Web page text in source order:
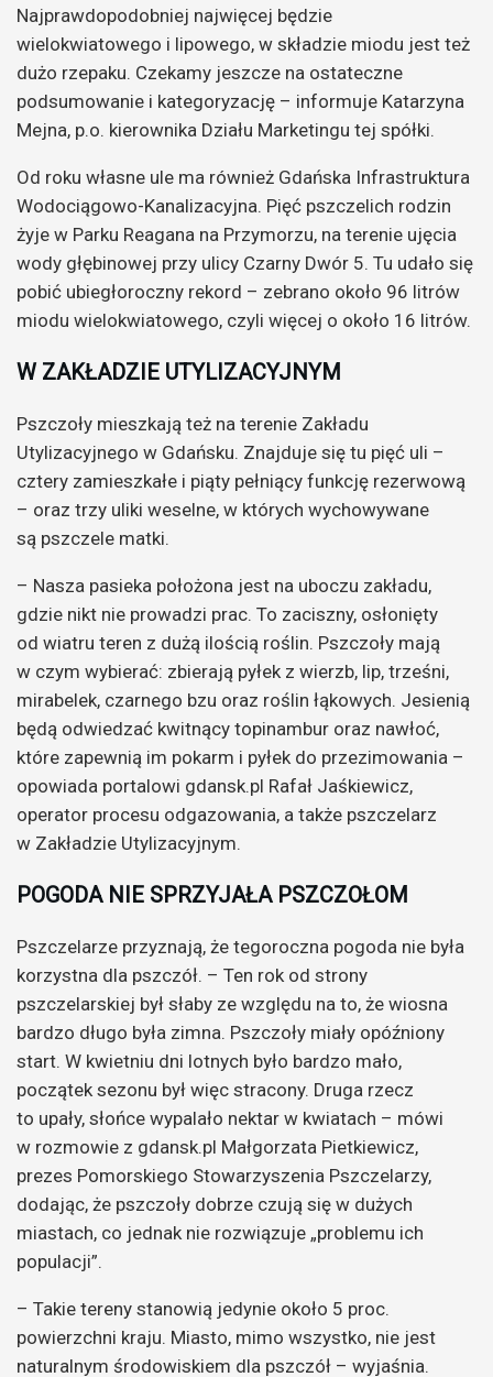
Najprawdopodobniej najwięcej będzie
wielokwiatowego i lipowego, w składzie miodu jest też
dużo rzepaku. Czekamy jeszcze na ostateczne
podsumowanie i kategoryzację – informuje Katarzyna
Mejna, p.o. kierownika Działu Marketingu tej spółki.
Od roku własne ule ma również Gdańska Infrastruktura
Wodociągowo-Kanalizacyjna. Pięć pszczelich rodzin
żyje w Parku Reagana na Przymorzu, na terenie ujęcia
wody głębinowej przy ulicy Czarny Dwór 5. Tu udało się
pobić ubiegłoroczny rekord – zebrano około 96 litrów
miodu wielokwiatowego, czyli więcej o około 16 litrów.
W ZAKŁADZIE UTYLIZACYJNYM
Pszczoły mieszkają też na terenie Zakładu
Utylizacyjnego w Gdańsku. Znajduje się tu pięć uli –
cztery zamieszkałe i piąty pełniący funkcję rezerwową
– oraz trzy uliki weselne, w których wychowywane
są pszczele matki.
– Nasza pasieka położona jest na uboczu zakładu,
gdzie nikt nie prowadzi prac. To zaciszny, osłonięty
od wiatru teren z dużą ilością roślin. Pszczoły mają
w czym wybierać: zbierają pyłek z wierzb, lip, trześni,
mirabelek, czarnego bzu oraz roślin łąkowych. Jesienią
będą odwiedzać kwitnący topinambur oraz nawłoć,
które zapewnią im pokarm i pyłek do przezimowania –
opowiada portalowi gdansk.pl Rafał Jaśkiewicz,
operator procesu odgazowania, a także pszczelarz
w Zakładzie Utylizacyjnym.
POGODA NIE SPRZYJAŁA PSZCZOŁOM
Pszczelarze przyznają, że tegoroczna pogoda nie była
korzystna dla pszczół. – Ten rok od strony
pszczelarskiej był słaby ze względu na to, że wiosna
bardzo długo była zimna. Pszczoły miały opóźniony
start. W kwietniu dni lotnych było bardzo mało,
początek sezonu był więc stracony. Druga rzecz
to upały, słońce wypalało nektar w kwiatach – mówi
w rozmowie z gdansk.pl Małgorzata Pietkiewicz,
prezes Pomorskiego Stowarzyszenia Pszczelarzy,
dodając, że pszczoły dobrze czują się w dużych
miastach, co jednak nie rozwiązuje „problemu ich
populacji”.
– Takie tereny stanowią jedynie około 5 proc.
powierzchni kraju. Miasto, mimo wszystko, nie jest
naturalnym środowiskiem dla pszczół – wyjaśnia.